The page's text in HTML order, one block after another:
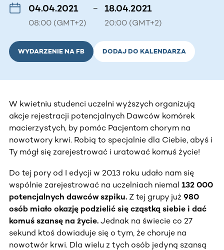
04.04.2021
08:00 (GMT+2)
– 18.04.2021
20:00 (GMT+2)
WYDARZENIE NA FB DODAJ DO KALENDARZA
W kwietniu studenci uczelni wyższych organizują
akcje rejestracji potencjalnych Dawców komórek
macierzystych, by pomóc Pacjentom chorym na
nowotwory krwi. Robią to specjalnie dla Ciebie, abyś i
Ty mógł się zarejestrować i uratować komuś życie!
Do tej pory od I edycji w 2013 roku udało nam się
wspólnie zarejestrować na uczelniach niemal 132 000
potencjalnych dawców szpiku. Z tej grupy już 980
osób miało okazję podzielić się cząstką siebie i dać
komuś szansę na życie. Jednak na świecie co 27
sekund ktoś dowiaduje się o tym, że choruje na
nowotwór krwi. Dla wielu z tych osób jedyną szansą